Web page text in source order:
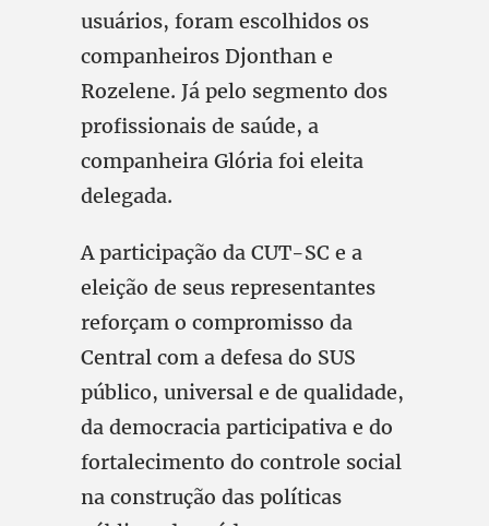
usuários, foram escolhidos os
companheiros Djonthan e
Rozelene. Já pelo segmento dos
profissionais de saúde, a
companheira Glória foi eleita
delegada.
A participação da CUT-SC e a
eleição de seus representantes
reforçam o compromisso da
Central com a defesa do SUS
público, universal e de qualidade,
da democracia participativa e do
fortalecimento do controle social
na construção das políticas